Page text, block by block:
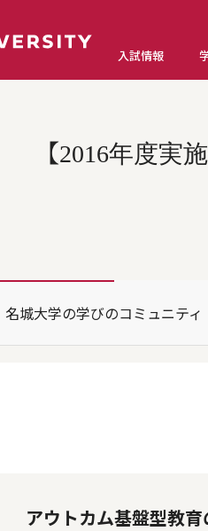
入試情報
【2016年度
名城大学の学びのコミュニティ
アウトカム基盤型教